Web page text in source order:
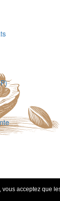
acceptez que